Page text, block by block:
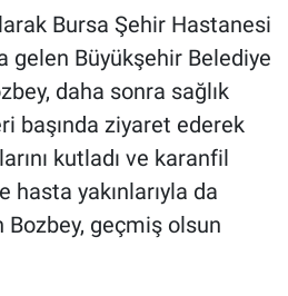
Bursa Şehir Hastanesi
gelen Büyükşehir Belediye
daha sonra sağlık
başında ziyaret ederek
kutladı ve karanfil
yakınlarıyla da
geçmiş olsun